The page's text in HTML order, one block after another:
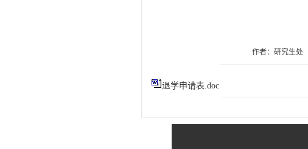
作者：研究生处
退学申请表.doc